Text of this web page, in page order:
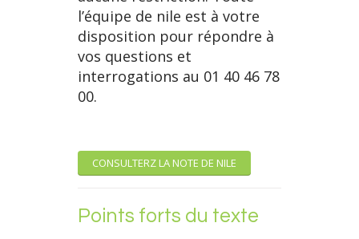
l’équipe de nile est à votre
disposition pour répondre à
vos questions et
interrogations au 01 40 46 78
00.
CONSULTERZ LA NOTE DE NILE
Points forts du texte